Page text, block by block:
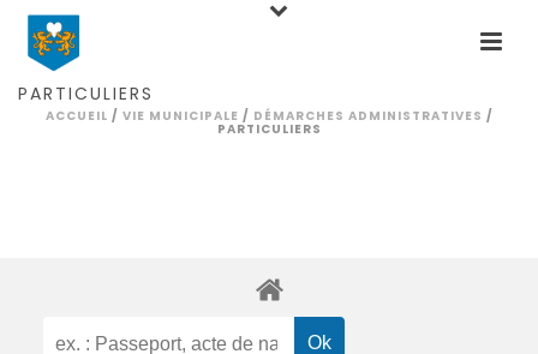
PARTICULIERS
ACCUEIL / VIE MUNICIPALE / DÉMARCHES ADMINISTRATIVES /
PARTICULIERS